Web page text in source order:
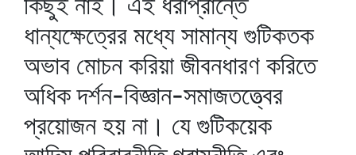
ধান্যক্ষেত্রের মধ্যে সামান্য গুটিকতক
অভাব মোচন করিয়া জীবনধারণ করিতে
অধিক দর্শন-বিজ্ঞান-সমাজতত্ত্বের
প্রয়োজন হয় না। যে গুটিকয়েক